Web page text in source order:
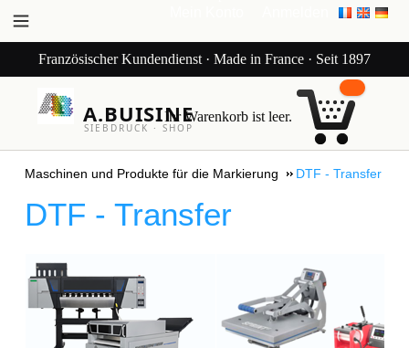
Französischer Kundendienst · Made in France · Seit 1897
A.BUISINE
SIEBDRUCK · SHOP
Ihr Warenkorb ist leer.
Maschinen und Produkte für die Markierung DTF - Transfer
DTF - Transfer
Überschrift